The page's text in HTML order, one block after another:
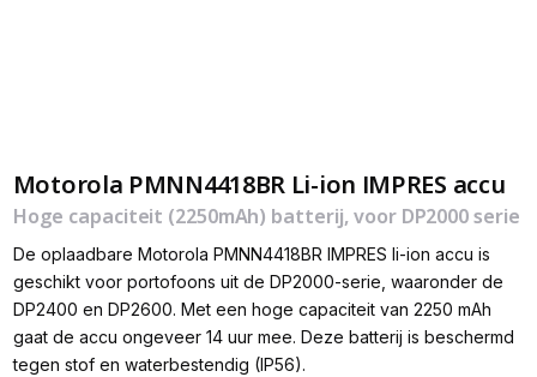
Motorola PMNN4418BR Li-ion IMPRES accu
Hoge capaciteit (2250mAh) batterij, voor DP2000 serie
De oplaadbare Motorola PMNN4418BR IMPRES li-ion accu is
geschikt voor portofoons uit de DP2000-serie, waaronder de
DP2400 en DP2600. Met een hoge capaciteit van 2250 mAh
gaat de accu ongeveer 14 uur mee. Deze batterij is beschermd
tegen stof en waterbestendig (IP56).